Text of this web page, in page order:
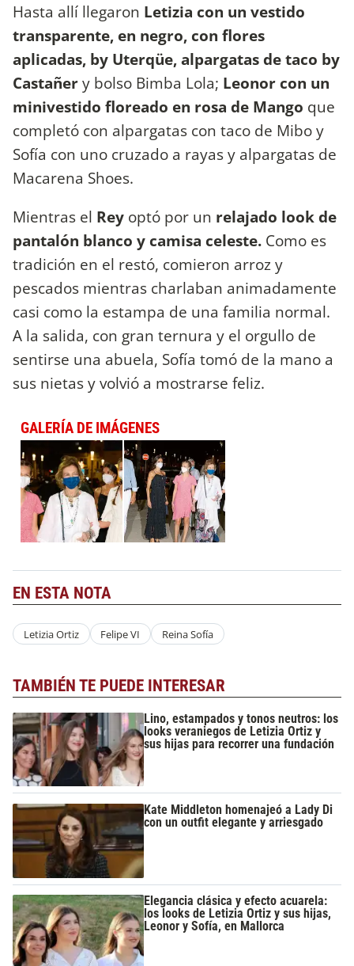
Hasta allí llegaron Letizia con un vestido
transparente, en negro, con flores
aplicadas, by Uterqüe, alpargatas de taco by
Castañery bolso Bimba Lola; Leonor con un
minivestido floreado en rosa de Mango que
completó con alpargatas con taco de Mibo y
Sofía con uno cruzado a rayas y alpargatas de
Macarena Shoes.
Mientras el Rey optó por un relajado look de
pantalón blanco y camisa celeste. Como es
tradición en el restó, comieron arroz y
pescados mientras charlaban animadamente
casi como la estampa de una familia normal.
A la salida, con gran ternura y el orgullo de
sentirse una abuela, Sofía tomó de la mano a
sus nietas y volvió a mostrarse feliz.
GALERÍA DE IMÁGENES
EN ESTA NOTA
Letizia Ortiz Felipe VI Reina Sofía
TAMBIÉN TE PUEDE INTERESAR
Lino, estampados y tonos neutros: los
looks veraniegos de Letizia Ortiz y
sus hijas para recorrer una fundación
Kate Middleton homenajeó a Lady Di
con un outfit elegante y arriesgado
Elegancia clásica y efecto acuarela:
los looks de Letizia Ortiz y sus hijas,
Leonor y Sofía, en Mallorca